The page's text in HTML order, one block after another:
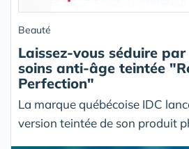
Beauté
Laissez-vous séduire
soins anti-âge teintée
Perfection"
La marque québécoise IDC
version teintée de son produit